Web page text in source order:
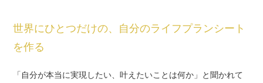
世界にひとつだけの、自分のライフプランシート
を作る
「自分が本当に実現したい、叶えたいことは何か」と聞かれて